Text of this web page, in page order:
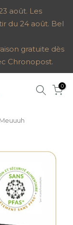
août. Les
du 24 août. Bel
gratuite dès
Chronopost.
0